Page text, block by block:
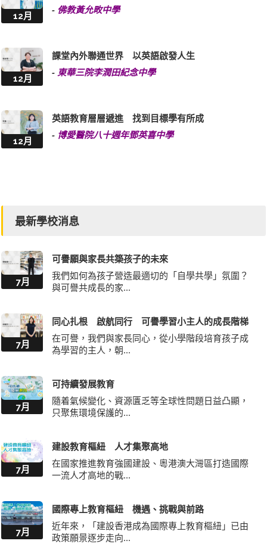
12月
- 佛教黃允畋中學
12月
課堂內外聯通世界 以英語啟發人生
- 東華三院李潤田紀念中學
12月
英語教育層層遞進 找到目標學有所成
- 博愛醫院八十週年鄧英喜中學
最新學校消息
7月
可譽願與家長共築孩子的未來
我們如何為孩子營造最適切的「自學共學」氛圍？
與可譽共成長的家...
7月
同心扎根 啟航同行 可譽學習小主人的成長階梯
在可譽，我們與家長同心，從小學階段培育孩子成
為學習的主人，朝...
7月
可持續發展教育
隨着氣候變化、資源匱乏等全球性問題日益凸顯，
只聚焦環境保護的...
7月
建設教育樞紐 人才集聚高地
在國家推進教育強國建設、粵港澳大灣區打造國際
一流人才高地的戰...
7月
國際專上教育樞紐 機遇、挑戰與前路
近年來，「建設香港成為國際專上教育樞紐」已由
政策願景逐步走向...